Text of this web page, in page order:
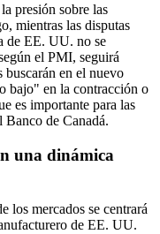
presión sobre las
mientras las disputas
de EE. UU. no se
el PMI, seguirá
buscarán en el nuevo
bajo" en la contracción o
es importante para las
Banco de Canadá.
una dinámica
los mercados se centrará
de EE. UU.